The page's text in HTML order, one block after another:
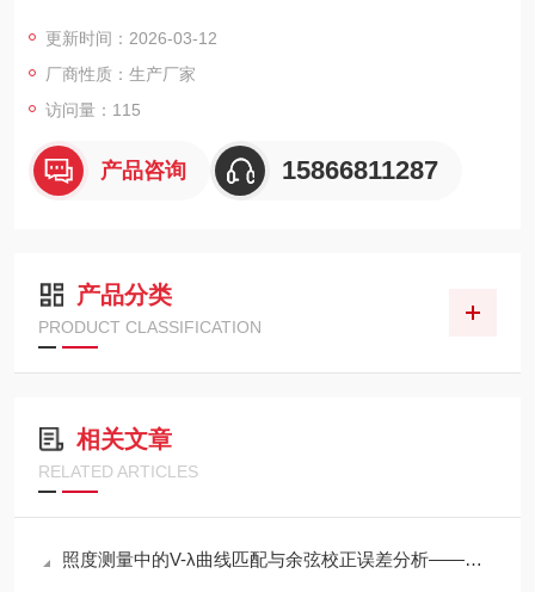
更新时间：2026-03-12
厂商性质：生产厂家
访问量：115
产品咨询 15866811287
产品分类
PRODUCT CLASSIFICATION
相关文章
RELATED ARTICLES
照度测量中的V-λ曲线匹配与余弦校正误差分析——以硅光电二极管照度计为例